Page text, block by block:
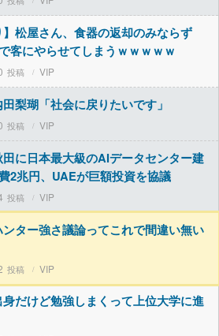
】松屋さん、食器の返却のみならず
客にやらせてしまうｗｗｗｗｗ
VIP
田梨瑚「社会に戻りたいです」
VIP
田に日本最大級のAIデータセンター建
兆円、UAEが巨額投資を協議
VIP
ター強さ議論ってこれで間違い無い
VIP
だけど勉強しまくって上位大学に進